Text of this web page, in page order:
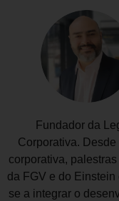
Fundador da
Corporativa.
corporativa,
da FGV e do
se a integrar o